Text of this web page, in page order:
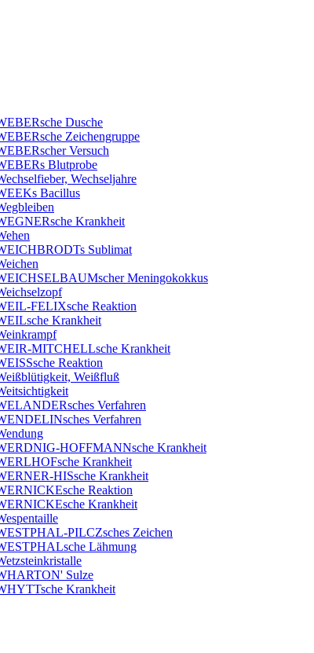
Dusche
Zeichengruppe
Versuch
Blutprobe
Wechseljahre
Bacillus
Krankheit
Sublimat
Meningokokkus
FELIXsche Reaktion
Krankheit
MITCHELLsche Krankheit
Reaktion
Weißfluß
Verfahren
Verfahren
HOFFMANNsche Krankheit
Krankheit
HISsche Krankheit
Reaktion
Krankheit
PILCZsches Zeichen
Lähmung
Sulze
Krankheit